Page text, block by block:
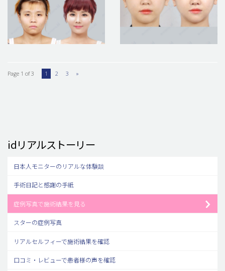
Page 1 of 3 1 2 3 »
idリアルストーリー
日本人モニターのリアルな体験談
手術日記と感謝の手紙
症例写真で施術結果を見る
スターの症例写真
リアルセルフィーで施術結果を確認
口コミ・レビューで患者様の声を確認